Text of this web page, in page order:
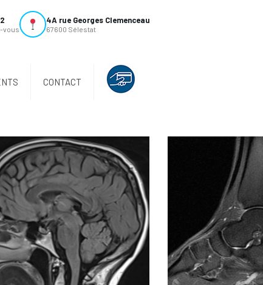
vous
4A rue Georges Clemenceau
67600 Sélestat
CONTACT